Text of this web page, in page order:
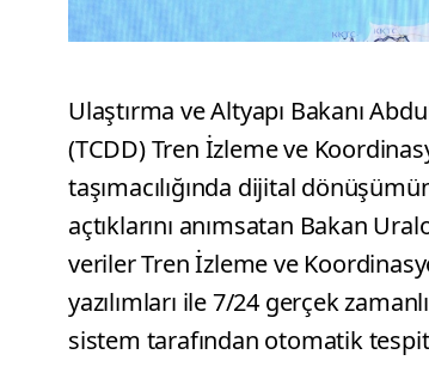
Ulaştırma ve Altyapı Bakanı
(TCDD) Tren İzleme ve
taşımacılığında dijital
açtıklarını anımsatan Bakan
veriler Tren İzleme ve
yazılımları ile 7/24 gerçek
sistem tarafından otomatik